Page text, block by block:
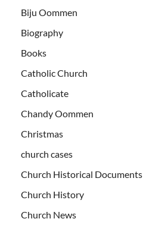
Biju Oommen
Biography
Books
Catholic Church
Catholicate
Chandy Oommen
Christmas
church cases
Church Historical Documents
Church History
Church News